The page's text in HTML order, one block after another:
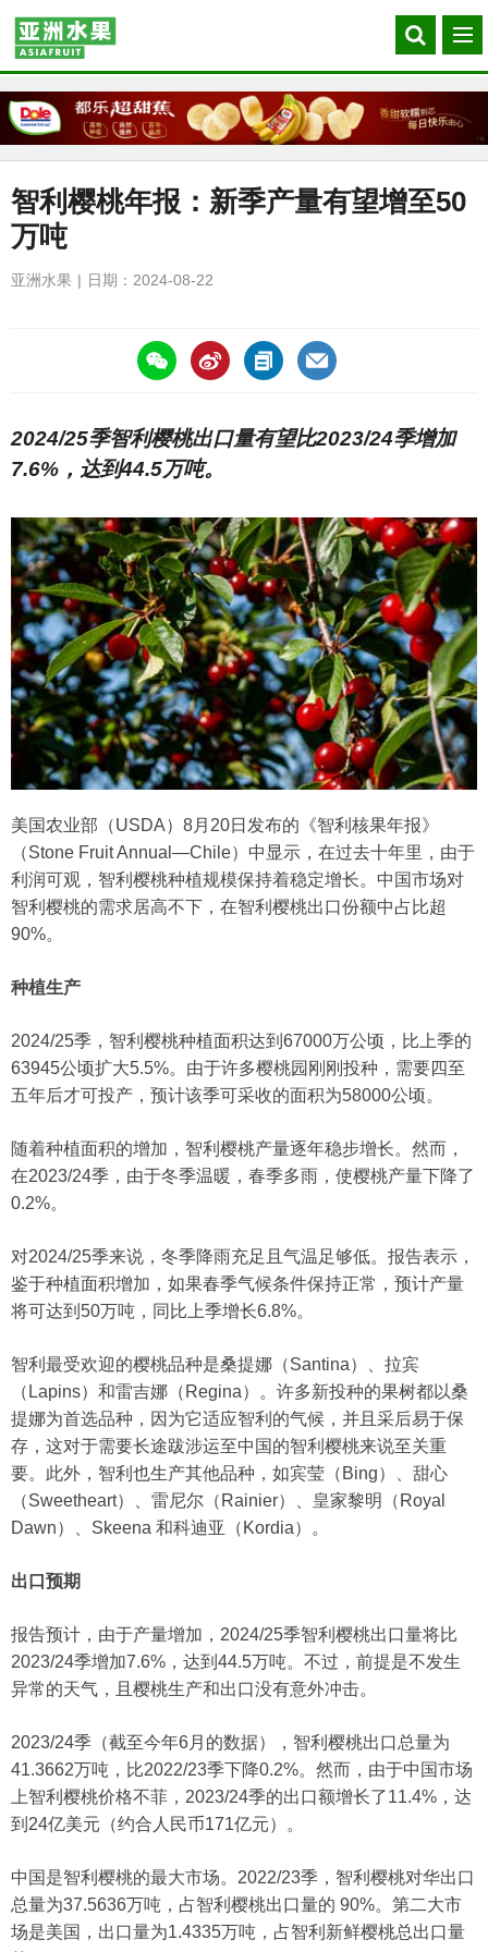
Search
our
菜
单
智利樱桃年报：新季产量有望增至50
万吨
亚洲水果 日期：2024-08-22
https://asiafruitchina.net/28286.html
2024/25季智利樱桃出口量有望比2023/24季增加
7.6%，达到44.5万吨。
美国农业部（USDA）8月20日发布的《智利核果年报》
（Stone Fruit Annual—Chile）中显示，在过去十年里，由于
利润可观，智利樱桃种植规模保持着稳定增长。中国市场对
智利樱桃的需求居高不下，在智利樱桃出口份额中占比超
90%。
种植生产
2024/25季，智利樱桃种植面积达到67000万公顷，比上季的
63945公顷扩大5.5%。由于许多樱桃园刚刚投种，需要四至
五年后才可投产，预计该季可采收的面积为58000公顷。
随着种植面积的增加，智利樱桃产量逐年稳步增长。然而，
在2023/24季，由于冬季温暖，春季多雨，使樱桃产量下降了
0.2%。
对2024/25季来说，冬季降雨充足且气温足够低。报告表示，
鉴于种植面积增加，如果春季气候条件保持正常，预计产量
将可达到50万吨，同比上季增长6.8%。
智利最受欢迎的樱桃品种是桑提娜（Santina）、拉宾
（Lapins）和雷吉娜（Regina）。许多新投种的果树都以桑
提娜为首选品种，因为它适应智利的气候，并且采后易于保
存，这对于需要长途跋涉运至中国的智利樱桃来说至关重
要。此外，智利也生产其他品种，如宾莹（Bing）、甜心
（Sweetheart）、雷尼尔（Rainier）、皇家黎明（Royal
Dawn）、Skeena 和科迪亚（Kordia）。
出口预期
报告预计，由于产量增加，2024/25季智利樱桃出口量将比
2023/24季增加7.6%，达到44.5万吨。不过，前提是不发生
异常的天气，且樱桃生产和出口没有意外冲击。
2023/24季（截至今年6月的数据），智利樱桃出口总量为
41.3662万吨，比2022/23季下降0.2%。然而，由于中国市场
上智利樱桃价格不菲，2023/24季的出口额增长了11.4%，达
到24亿美元（约合人民币171亿元）。
中国是智利樱桃的最大市场。2022/23季，智利樱桃对华出口
总量为37.5636万吨，占智利樱桃出口量的 90%。第二大市
场是美国，出口量为1.4335万吨，占智利新鲜樱桃总出口量